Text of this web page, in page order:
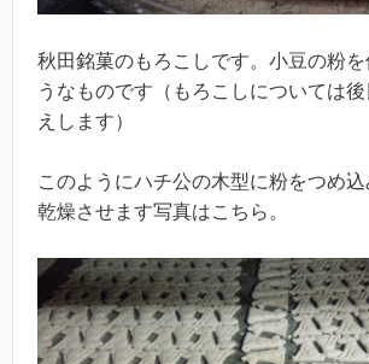
秋田銘菓のもろこしです。小豆の粉
うなものです（もろこしについては
えします）
このようにハチ公の木型に粉をつめ
乾燥させます写真はこちら。